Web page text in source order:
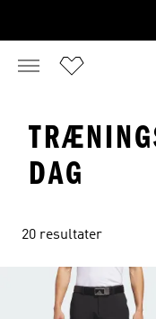
DAG
20 resultater